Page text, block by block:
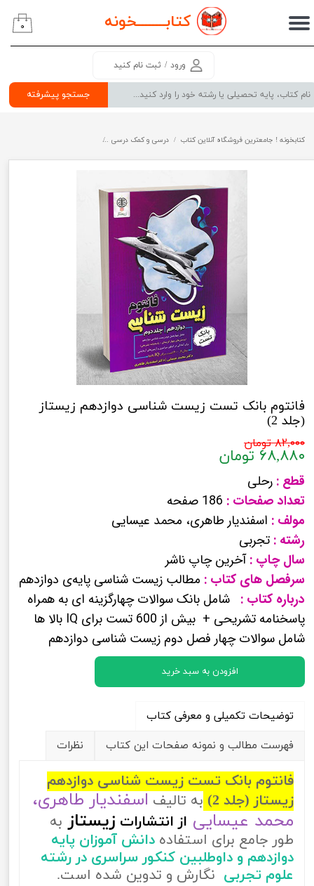
کتابــــــــخونه
جستجو پیشرفته
ورود / ثبت نام کنید
حساب کاربری من
سفارشات
۰
کتابخونه ! جامعترین فروشگاه آنلاین کتاب درسی و کمک درسی
فانتوم بانک تست زیست شناسی دوازدهم زیستاز
(جلد 2)
۸۲,۰۰۰ تومان
۶۸,۸۸۰ تومان
قطع : رحلی
تعداد صفحات : 186 صفحه
مولف : اسفندیار طاهری، محمد عیسایی
رشته : تجربی
سال چاپ :آخرین چاپ ناشر
سرفصل های کتاب : مطالب زیست شناسی پایه‌ی دوازدهم
درباره کتاب : شامل بانک سوالات چهارگزینه ای به همراه
پاسخنامه تشریحی + بیش از 600 تست برای IQ بالا ها
شامل سوالات چهار فصل دوم زیست شناسی دوازدهم
افزودن به سبد خرید
توضیحات تکمیلی و معرفی کتاب
فهرست مطالب و نمونه صفحات این کتاب
نظرات
فانتوم بانک تست زیست شناسی دوازدهم
زیستاز (جلد 2)
به تالیف اسفندیار طاهری،
محمد عیسایی از انتشارات زیستاز به
طور جامع برای استفاده دانش آموزان پایه
دوازدهم و داوطلبین کنکور سراسری در رشته
علوم تجربی نگارش و تدوین شده است.